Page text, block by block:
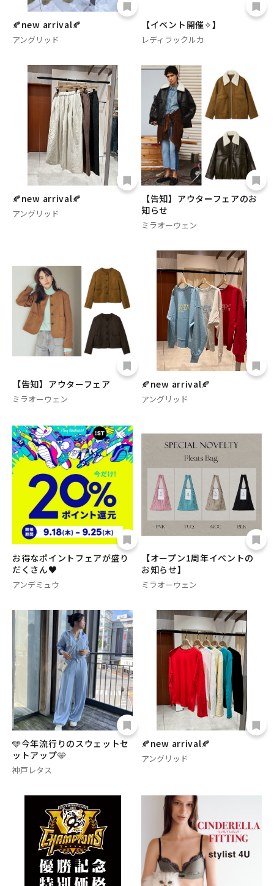
🍂new arrival🍂
アングリッド
【イベント開催✧】
レディラックルカ
🍂new arrival🍂
アングリッド
【告知】アウターフェアのお
知らせ
ミラオーウェン
【告知】アウターフェア
ミラオーウェン
🍂new arrival🍂
アングリッド
お得なポイントフェアが盛り
だくさん♥️
アンデミュウ
【オープン1周年イベントの
お知らせ】
ミラオーウェン
🩵今年流行りのスウェットセ
ットアップ🩵
神戸レタス
🍂new arrival🍂
アングリッド